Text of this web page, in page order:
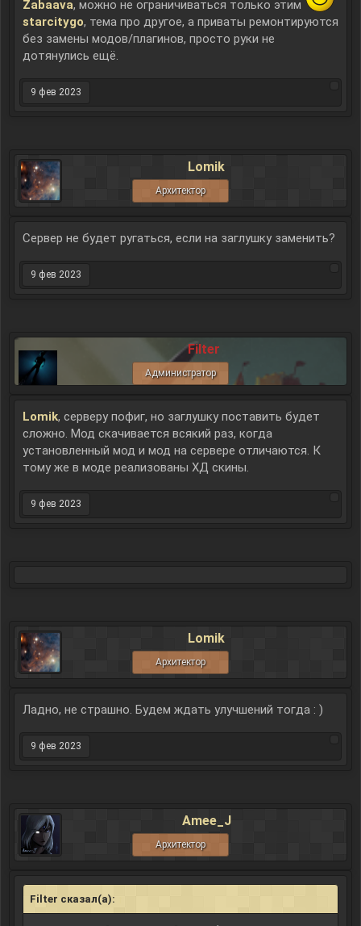
Zabaava, можно не ограничиваться только этим
starcitygo, тема про другое, а приваты ремонтируются
без замены модов/плагинов, просто руки не
дотянулись ещё.
9 фев 2023
Lomik
Архитектор
Сервер не будет ругаться, если на заглушку заменить?
9 фев 2023
Filter
Администратор
Lomik, серверу пофиг, но заглушку поставить будет
сложно. Мод скачивается всякий раз, когда
установленный мод и мод на сервере отличаются. К
тому же в моде реализованы ХД скины.
9 фев 2023
Lomik
Архитектор
Ладно, не страшно. Будем ждать улучшений тогда : )
9 фев 2023
Amee_J
Архитектор
Filter сказал(а):